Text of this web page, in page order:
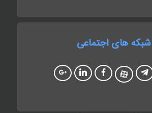
شبکه های اجتماعی